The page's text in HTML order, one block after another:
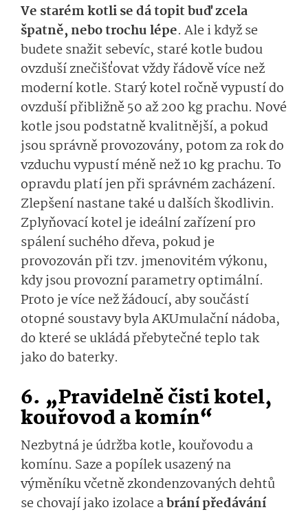
Ve starém kotli se dá topit buď zcela
špatně, nebo trochu lépe. Ale i když se
budete snažit sebevíc, staré kotle budou
ovzduší znečišťovat vždy řádově více než
moderní kotle. Starý kotel ročně vypustí do
ovzduší přibližně 50 až 200 kg prachu. Nové
kotle jsou podstatně kvalitnější, a pokud
jsou správně provozovány, potom za rok do
vzduchu vypustí méně než 10 kg prachu. To
opravdu platí jen při správném zacházení.
Zlepšení nastane také u dalších škodlivin.
Zplyňovací kotel je ideální zařízení pro
spálení suchého dřeva, pokud je
provozován při tzv. jmenovitém výkonu,
kdy jsou provozní parametry optimální.
Proto je více než žádoucí, aby součástí
otopné soustavy byla AKUmulační nádoba,
do které se ukládá přebytečné teplo tak
jako do baterky.
6. „Pravidelně čisti kotel,
kouřovod a komín“
Nezbytná je údržba kotle, kouřovodu a
komínu. Saze a popílek usazený na
výměníku včetně zkondenzovaných dehtů
se chovají jako izolace abrání předávání